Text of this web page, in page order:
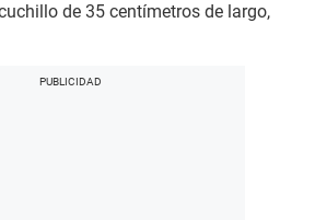
de 35 centímetros de largo,